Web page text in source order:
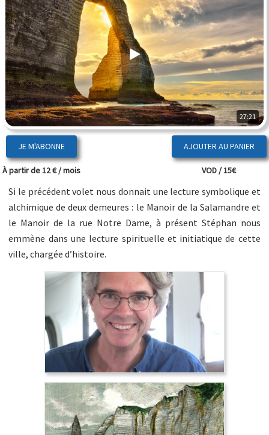
27:21
JE M'ABONNE
À partir de 12 € / mois VOD / 15€
Si le précédent volet nous donnait une lecture symbolique et
alchimique de deux demeures : le Manoir de la Salamandre et
le Manoir de la rue Notre Dame, à présent Stéphan nous
emmène dans une lecture spirituelle et initiatique de cette
ville, chargée d’histoire.